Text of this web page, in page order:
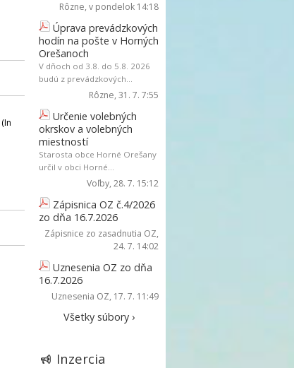
(In
Rôzne, v pondelok 14:18
Úprava prevádzkových
hodín na pošte v Horných
Orešanoch
V dňoch od 3.8. do 5.8. 2026
budú z prevádzkových...
Rôzne, 31. 7. 7:55
Určenie volebných
okrskov a volebných
miestností
Starosta obce Horné Orešany
určil v obci Horné...
Voľby, 28. 7. 15:12
Zápisnica OZ č.4/2026
zo dňa 16.7.2026
Zápisnice zo zasadnutia OZ,
24. 7. 14:02
Uznesenia OZ zo dňa
16.7.2026
Uznesenia OZ, 17. 7. 11:49
Všetky súbory ›
Inzercia